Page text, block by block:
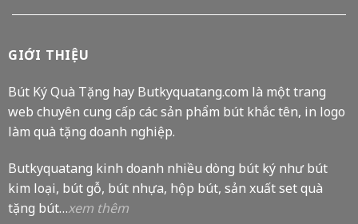
GIỚI THIỆU
Bút Ký Quà Tặng hay Butkyquatang.com là một trang
web chuyên cung cấp các sản phẩm bút khắc tên, in logo
làm quà tặng doanh nghiệp.
Butkyquatang kinh doanh nhiều dòng bút ký như bút
kim loại, bút gỗ, bút nhựa, hộp bút, sản xuất set quà
tặng bút…xem thêm